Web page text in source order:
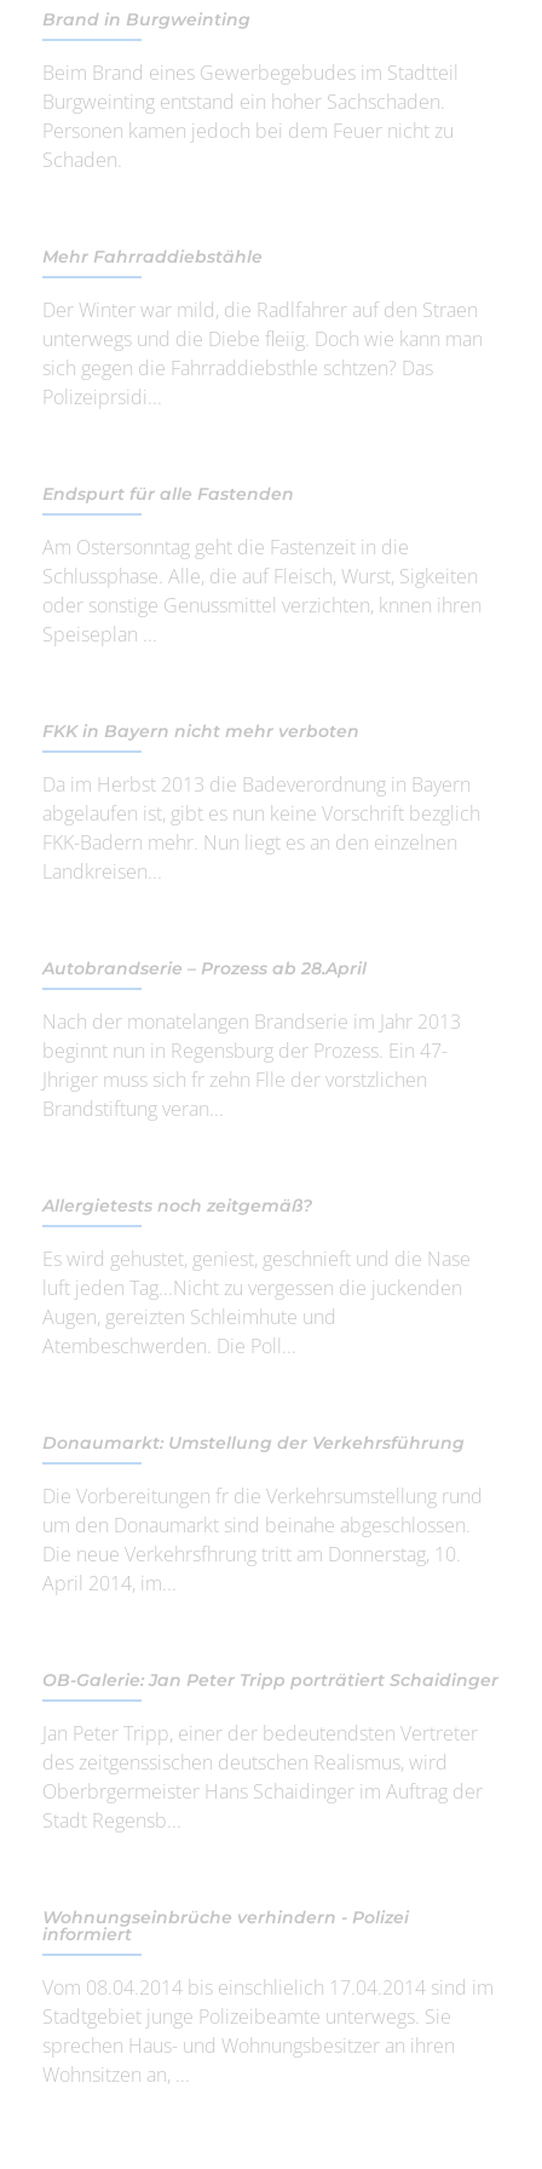
Brand in Burgweinting
Beim Brand eines Gewerbegebudes im Stadtteil
Burgweinting entstand ein hoher Sachschaden.
Personen kamen jedoch bei dem Feuer nicht zu
Schaden.
Mehr Fahrraddiebstähle
Der Winter war mild, die Radlfahrer auf den Straen
unterwegs und die Diebe fleiig. Doch wie kann man
sich gegen die Fahrraddiebsthle schtzen? Das
Polizeiprsidi...
Endspurt für alle Fastenden
Am Ostersonntag geht die Fastenzeit in die
Schlussphase. Alle, die auf Fleisch, Wurst, Sigkeiten
oder sonstige Genussmittel verzichten, knnen ihren
Speiseplan ...
FKK in Bayern nicht mehr verboten
Da im Herbst 2013 die Badeverordnung in Bayern
abgelaufen ist, gibt es nun keine Vorschrift bezglich
FKK-Badern mehr. Nun liegt es an den einzelnen
Landkreisen...
Autobrandserie – Prozess ab 28.April
Nach der monatelangen Brandserie im Jahr 2013
beginnt nun in Regensburg der Prozess. Ein 47-
Jhriger muss sich fr zehn Flle der vorstzlichen
Brandstiftung veran...
Allergietests noch zeitgemäß?
Es wird gehustet, geniest, geschnieft und die Nase
luft jeden Tag...Nicht zu vergessen die juckenden
Augen, gereizten Schleimhute und
Atembeschwerden. Die Poll...
Donaumarkt: Umstellung der Verkehrsführung
Die Vorbereitungen fr die Verkehrsumstellung rund
um den Donaumarkt sind beinahe abgeschlossen.
Die neue Verkehrsfhrung tritt am Donnerstag, 10.
April 2014, im...
OB-Galerie: Jan Peter Tripp porträtiert Schaidinger
Jan Peter Tripp, einer der bedeutendsten Vertreter
des zeitgenssischen deutschen Realismus, wird
Oberbrgermeister Hans Schaidinger im Auftrag der
Stadt Regensb...
Wohnungseinbrüche verhindern - Polizei
informiert
Vom 08.04.2014 bis einschlielich 17.04.2014 sind im
Stadtgebiet junge Polizeibeamte unterwegs. Sie
sprechen Haus- und Wohnungsbesitzer an ihren
Wohnsitzen an, ...